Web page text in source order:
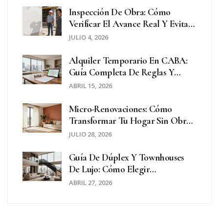
Inspección De Obra: Cómo
Verificar El Avance Real Y Evitar
Sorpresas
JULIO 4, 2026
Alquiler Temporario En CABA:
Guía Completa De Reglas Y
Requisitos 2026
ABRIL 15, 2026
Micro-Renovaciones: Cómo
Transformar Tu Hogar Sin Obra
Mayor Ni Grandes Gastos
JULIO 28, 2026
Guía De Dúplex Y Townhouses
De Lujo: Cómo Elegir
Propiedades En Zonas Exclusivas
ABRIL 27, 2026